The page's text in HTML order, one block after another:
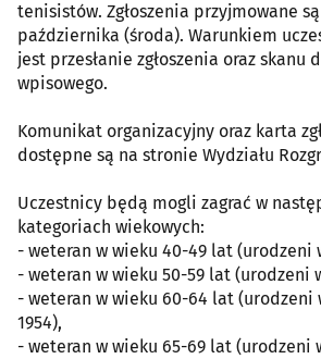
tenisistów. Zgłoszenia przyjmowane
października (środa). Warunkiem
jest przesłanie zgłoszenia oraz skanu
wpisowego.
Komunikat organizacyjny oraz karta
dostępne są na stronie Wydziału
Uczestnicy będą mogli zagrać w
kategoriach wiekowych:
- weteran w wieku 40-49 lat (urodzeni
- weteran w wieku 50-59 lat (urodzeni
- weteran w wieku 60-64 lat (urodzeni
1954),
- weteran w wieku 65-69 lat (urodzeni